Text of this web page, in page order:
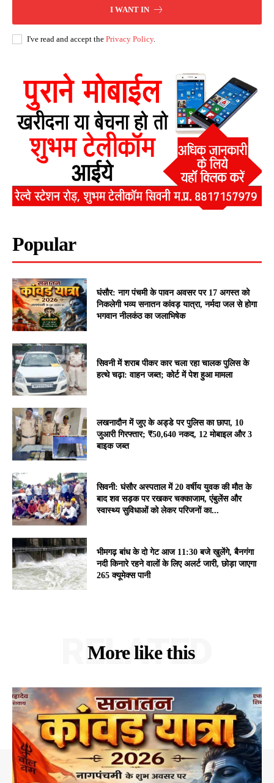
I WANT IN
I've read and accept the Privacy Policy.
Popular
घंसौर: नाग पंचमी के पावन अवसर पर 17 अगस्त को
निकलेगी भव्य सनातन कांवड़ यात्रा, नर्मदा जल से होगा
भगवान नीलकंठ का जलाभिषेक
सिवनी में शराब पीकर कार चला रहा चालक पुलिस के
हत्थे चढ़ा: वाहन जब्त; कोर्ट में पेश हुआ मामला
लखनादौन में जुए के अड्डे पर पुलिस का छापा, 10
जुआरी गिरफ्तार; ₹50,640 नकद, 12 मोबाइल और 3
बाइक जब्त
सिवनी: घंसौर अस्पताल में 20 वर्षीय युवक की मौत के
बाद शव सड़क पर रखकर चक्काजाम, एंबुलेंस और
स्वास्थ्य सुविधाओं को लेकर परिजनों का...
भीमगढ़ बांध के दो गेट आज 11:30 बजे खुलेंगे, बैनगंगा
नदी किनारे रहने वालों के लिए अलर्ट जारी, छोड़ा जाएगा
265 क्यूमेक्स पानी
More like this
RELATED